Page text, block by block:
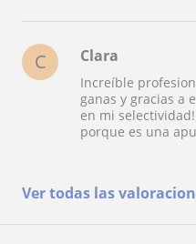
C Clara
Increíble
ganas y gracias a
en mi
porque es una
Ver todas las